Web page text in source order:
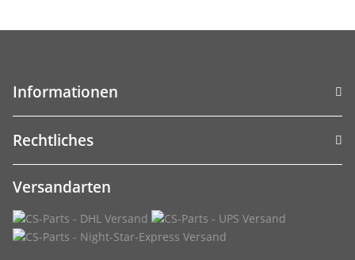
Informationen
Rechtliches
Versandarten